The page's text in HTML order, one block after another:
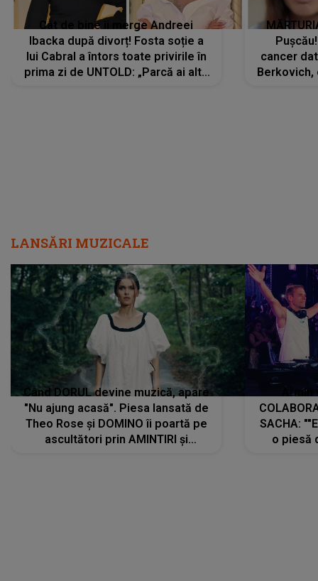
Cât de bine îi merge Andreei
Ibacka după divorț! Fosta soție a
lui Cabral a întors toate privirile în
prima zi de UNTOLD: „Parcă ai altă
cancer
Berkovich,
LANSĂRI MUZICALE
Când DORUL devine muzică, apare
"Nu ajung acasă". Piesa lansată de
Theo Rose și DOMINO îi poartă pe
ascultători prin AMINTIRI și
SACHA:
o piesă